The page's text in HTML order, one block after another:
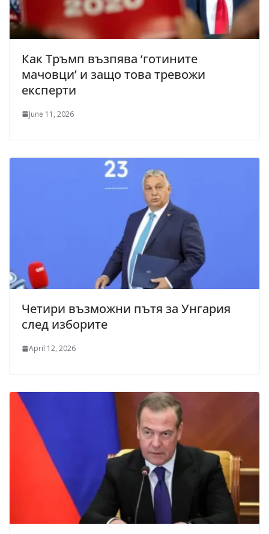
Как Тръмп възпява ‘готините
мачовци’ и защо това тревожи
експерти
June 11, 2026
Четири възможни пътя за Унгария
след изборите
April 12, 2026